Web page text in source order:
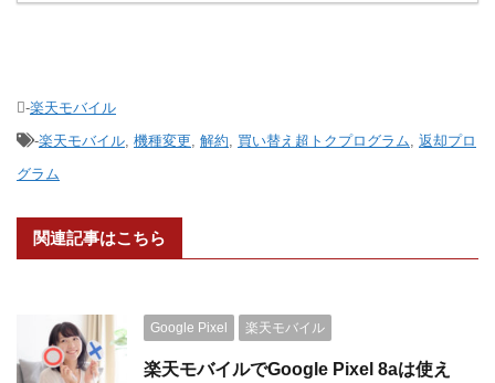
-楽天モバイル
-楽天モバイル, 機種変更, 解約, 買い替え超トクプログラム, 返却プロ
グラム
関連記事はこちら
Google Pixel 楽天モバイル
楽天モバイルでGoogle Pixel 8aは使え